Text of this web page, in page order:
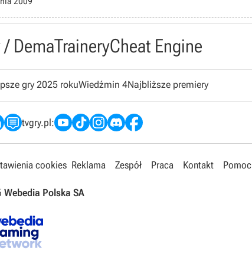
/ DemaTraineryCheat Engine
gry 2025 rokuWiedźmin 4Najbliższe premiery
tvgry.pl:
cookies Reklama Zespół Praca Kontakt Pomoc
Webedia Polska SA